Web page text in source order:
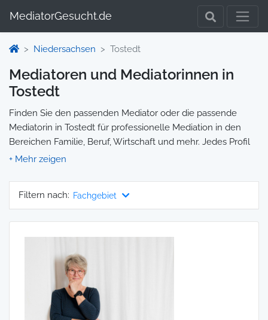
MediatorGesucht.de
Niedersachsen Tostedt
Mediatoren und Mediatorinnen in
Tostedt
Finden Sie den passenden Mediator oder die passende
Mediatorin in Tostedt für professionelle Mediation in den
Bereichen Familie, Beruf, Wirtschaft und mehr. Jedes Profil
enthält Informationen zu Qualifikationen und
Ihre Mediation auswählen und direkt kontaktieren können.
Wir selbst vermitteln keine Mediationen, sondern stellen die
Filtern nach: Fachgebiet